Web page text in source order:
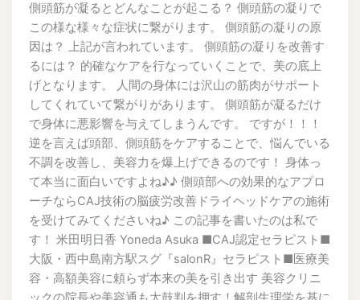
側頭筋が凝るとどんなことが起こる？ 側頭筋の凝りで
この様な様々な症状に繋がります。 側頭筋の凝りの原
因は？ 上記が言われています。 側頭筋の凝りを改善す
るには？ 的確なケアを行なっていくことで、美の底上
げとなります。 人間の身体には沢山の筋肉がサポート
してくれていて繋がりがあります。 側頭筋が凝るだけ
で身体に悪影響を与えてしまうんです。 ですが！！！
逆を言えば頭部、側頭筋をケアすることで、悩んでいる
不調を改善し、美容力を爆上げできるのです！ 身体っ
て本当に面白いですよね♪♪ 側頭部への効果的なアプロ
ーチならCAJ技術の脳疲労改善ドライヘッドケアの施術
を受けてみてくださいね♪ この記事を書いたのは私で
す！ 米田明日香 Yoneda Asuka ■CAJ認定セラピスト■
大阪・西中島南方駅スグ『salonR』セラピスト■医療美
容・高額美容に頼らず本来の美を引き出す 美容クリニ